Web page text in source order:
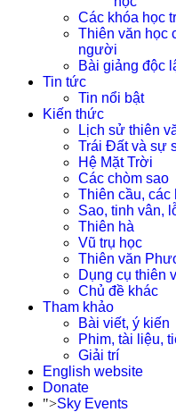
Các khóa học
Thiên văn học
người
Bài giảng độc
Tin tức
Tin nổi bật
Kiến thức
Lịch sử thiên
Trái Đất và sự
Hệ Mặt Trời
Các chòm sao
Thiên cầu,
Sao, tinh vân,
Thiên hà
Vũ trụ học
Thiên văn
Dụng cụ thiên
Chủ đề khác
Tham khảo
Bài viết, ý kiến
Phim, tài liệu,
Giải trí
English website
Donate
">Sky Events